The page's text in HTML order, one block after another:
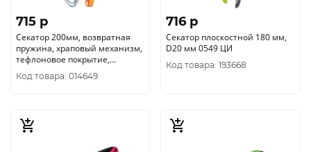
715 p
Секатор 200мм, возвратная
пружина, храповый механизм,
тефлоновое покрытие,
обрезиненная рукоятка,
Вихрь73-3
Код товара: 014649
716 p
Секатор плоскостной 180 мм,
D20 мм 0549 ЦИ
Код товара: 193668